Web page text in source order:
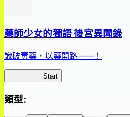
藥師少女的獨語 後宮異聞錄
識破毒藥，以藥開路——！
Start
類型: